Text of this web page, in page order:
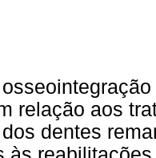
relação aos
dentes